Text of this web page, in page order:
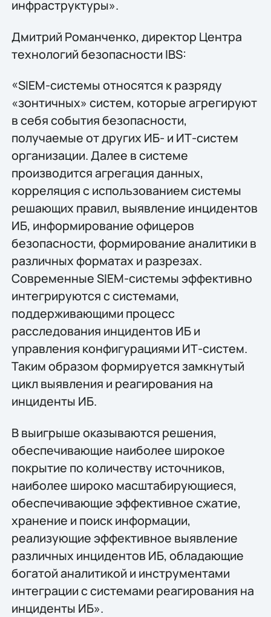
инфраструктуры».
Дмитрий Романченко, директор Центра
технологий безопасности IBS:
«SIEM-системы относятся к разряду
«зонтичных» систем, которые агрегируют
в себя события безопасности,
получаемые от других ИБ- и ИТ-систем
организации. Далее в системе
производится агрегация данных,
корреляция с использованием системы
решающих правил, выявление инцидентов
ИБ, информирование офицеров
безопасности, формирование аналитики в
различных форматах и разрезах.
Современные SIEM-системы эффективно
интегрируются с системами,
поддерживающими процесс
расследования инцидентов ИБ и
управления конфигурациями ИТ-систем.
Таким образом формируется замкнутый
цикл выявления и реагирования на
инциденты ИБ.
В выигрыше оказываются решения,
обеспечивающие наиболее широкое
покрытие по количеству источников,
наиболее широко масштабирующиеся,
обеспечивающие эффективное сжатие,
хранение и поиск информации,
реализующие эффективное выявление
различных инцидентов ИБ, обладающие
богатой аналитикой и инструментами
интеграции с системами реагирования на
инциденты ИБ».